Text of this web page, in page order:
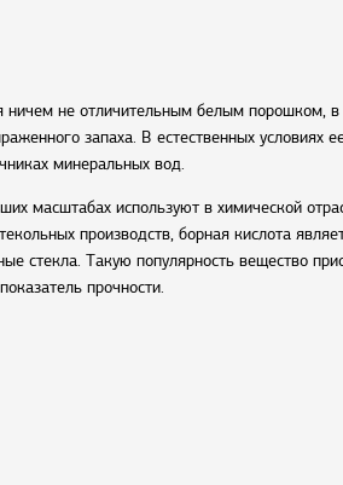
ничем не отличительным белым порошком,
запаха. В естественных условиях
минеральных вод.
масштабах используют в химической
производств, борная кислота
стекла. Такую популярность вещество
прочности.